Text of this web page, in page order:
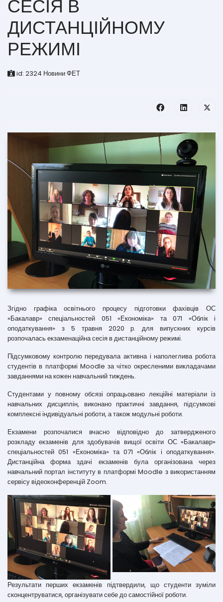
СЕСІЯ В
ДИСТАНЦІЙНОМУ
РЕЖИМІ
id: 2324 Новини ФЕТ
Згідно графіка освітнього процесу підготовки фахівців ОС
«Бакалавр» спеціальностей 051 «Економіка» та 071 «Облік і
оподаткування» з 5 травня 2020 р. для випускних курсів
розпочалась екзаменаційна сесія в дистанційному режимі.
Підсумковому контролю передувала активна і наполеглива робота
студентів в платформі Moodle за чітко окресленими викладачами
завданнями на кожен навчальний тиждень.
Студентами у повному обсязі опрацьовано лекційні матеріали із
навчальних дисциплін, виконано практичні завдання, підсумкові
комплексні індивідуальні роботи, а також модульні роботи.
Екзамени розпочалися вчасно відповідно до затвердженого
розкладу екзаменів для здобувачів вищої освіти ОС «Бакалавр»
спеціальностей 051 «Економіка» та 071 «Облік і оподаткування».
Дистанційна форма здачі екзаменів була організована через
навчальний портал інституту в платформі Moodle з використанням
сервісу відеоконференцій Zoom.
Результати перших екзаменів підтвердили, що студенти зуміли
сконцентруватися, організувати себе до самостійної роботи.